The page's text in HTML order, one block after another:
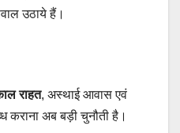
उठाये हैं।
राहत, अस्थाई आवास एवं
कराना अब बड़ी चुनौती है।